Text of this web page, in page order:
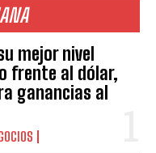
mejor nivel
frente al dólar,
ganancias al